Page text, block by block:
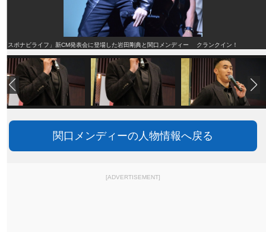
「スポナビライフ」新CM発表会に登場した岩田剛典と関口メンディー クランクイン！
関口メンディーの人物情報へ戻る
[ADVERTISEMENT]